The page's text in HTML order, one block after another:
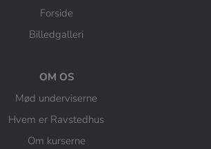
Forside
Billedgalleri
OM OS
Mød underviserne
Hvem er Ravstedhus
Om kurserne